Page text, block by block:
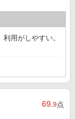
用がしやすい。
69.9点